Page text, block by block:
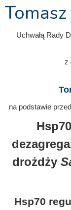
Uchwałą Rady
z
na podstawie
drożdży
Hsp70